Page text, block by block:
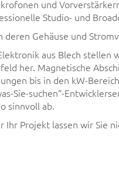
und
Studio- und
deren Gehäuse und
aus Blech stellen
her. Magnetische
bis in den kW-
Sie-suchen“-
sinnvoll ab.
Ihr Projekt lassen wir Sie